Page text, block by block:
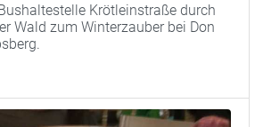
Krötleinstraße durch
Wald zum Winterzauber bei Don